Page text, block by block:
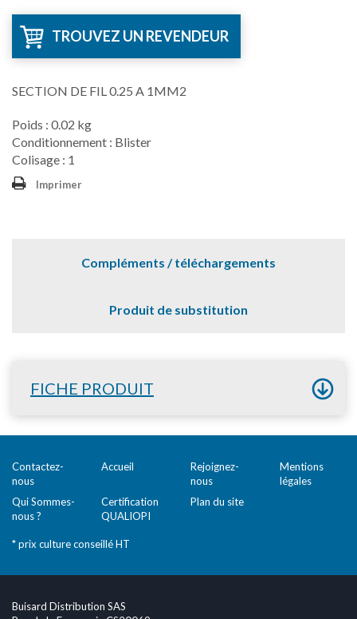
TROUVEZ UN REVENDEUR
SECTION DE FIL 0.25 A 1MM2
Poids : 0.02 kg
Conditionnement : Blister
Colisage : 1
Imprimer
Compléments / téléchargements
Produit de substitution
FICHE PRODUIT
Contactez-
nous
Accueil
Rejoignez-
nous
Mentions
légales
Qui Sommes-
nous ?
Certification
QUALIOPI
Plan du site
* prix culture conseillé HT
Buisard Distribution SAS